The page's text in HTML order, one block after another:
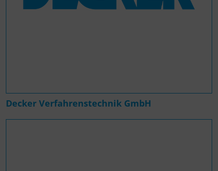
Decker Verfahrenstechnik GmbH